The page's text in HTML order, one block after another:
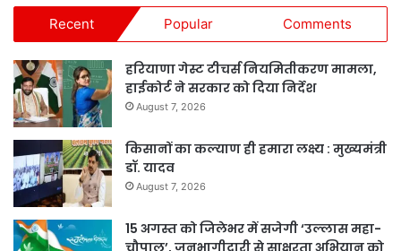
Recent Popular Comments
हरियाणा गेस्ट टीचर्स नियमितीकरण मामला,
हाईकोर्ट ने सरकार को दिया निर्देश
August 7, 2026
किसानों का कल्याण ही हमारा लक्ष्य : मुख्यमंत्री
डॉ. यादव
August 7, 2026
15 अगस्त को जिलेभर में सजेगी ‘उल्लास महा-